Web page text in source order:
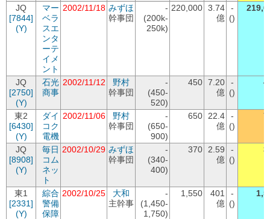
JQ
[7844]
(Y)
マー
ベラ
スエ
ンタ
ーテ
イメ
ント
2002/11/18 みずほ
幹事団
-
(200k-
250k)
220,000 3.74
億
-
()
JQ
[2750]
(Y)
石光
商事
2002/11/12
野村
幹事団
-
(450-
520)
450 7.20
億
-
()
東2
[6430]
(Y)
ダイ
コク
電機
2002/11/06
野村
幹事団
-
(650-
900)
650
22.4
億
-
()
JQ
[8908]
(Y)
毎日
コム
ネッ
ト
2002/10/29 みずほ
幹事団
-
(340-
400)
370
2.59
億
-
()
東1
[2331]
(Y)
綜合
警備
保障
2002/10/25
大和
主幹事
-
(1,450-
1,750)
1,550
401
億
-
()